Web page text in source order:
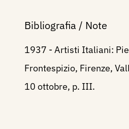
Bibliografia / Note
1937 - Artisti Italiani:
Frontespizio, Firenze,
10 ottobre, p. III.